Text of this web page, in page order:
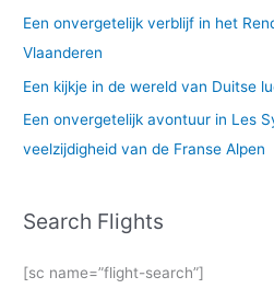
Een onvergetelijk verblijf in het
Vlaanderen
Een kijkje in de wereld van Duitse
Een onvergetelijk avontuur in Les
veelzijdigheid van de Franse Alpen
Search Flights
[sc name=”flight-search”]